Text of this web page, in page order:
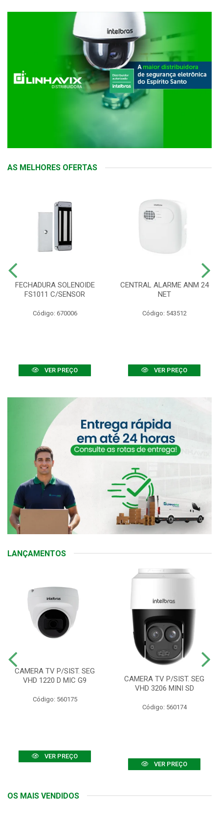
AS MELHORES OFERTAS
FECHADURA SOLENOIDE
FS1011 C/SENSOR
Código: 670006
VER PREÇO
CENTRAL ALARME ANM 24
NET
Código: 543512
VER PREÇO
LANÇAMENTOS
CAMERA TV P/SIST. SEG
VHD 1220 D MIC G9
Código: 560175
VER PREÇO
CAMERA TV P/SIST. SEG
VHD 3206 MINI SD
Código: 560174
VER PREÇO
OS MAIS VENDIDOS